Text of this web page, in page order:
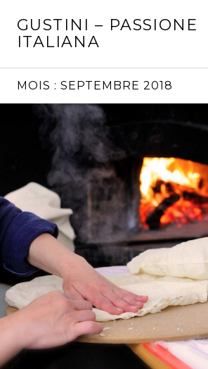
contenu
GUSTINI – PASSIONE
ITALIANA
MOIS : SEPTEMBRE 2018